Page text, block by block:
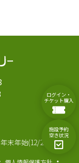
ログイン・
チケット購入
施設予約
空き状況
末年始(12/28～1/4)